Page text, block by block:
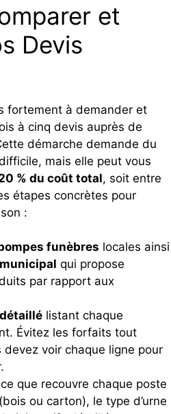
et
Devis
fortement à demander et
à cinq devis auprès de
démarche demande du
mais elle peut vous
% du coût total, soit entre
étapes concrètes pour
:
funèbres locales ainsi
qui propose
par rapport aux
listant chaque
Évitez les forfaits tout
voir chaque ligne pour
que recouvre chaque poste
ou carton), le type d’urne